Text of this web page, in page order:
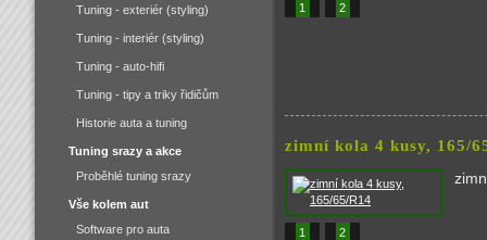
1 2
zimní kola 4 kusy, 165/
1 2
Tuning - exteriér (styling)
Tuning - interiér (styling)
Tuning - auto-hifi
Tuning - tipy a triky řidičům
Historie auta a tuning
Tuning srazy a akce
Proběhlé tuning srazy
Vše kolem aut
Software pro auta